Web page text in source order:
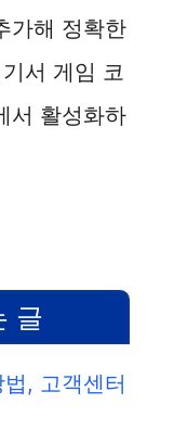
가해 정확한
서 게임 코
서 활성화하
글
, 고객센터